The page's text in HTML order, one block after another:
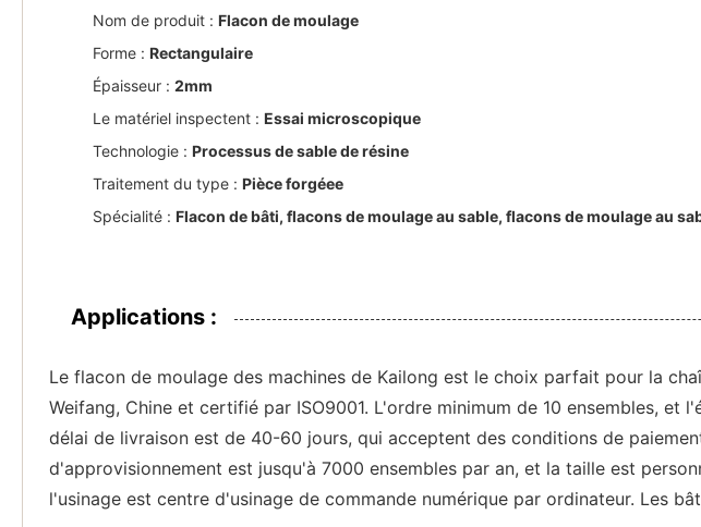
Nom de produit : Flacon de moulage
Forme : Rectangulaire
Épaisseur : 2mm
Le matériel inspectent : Essai microscopique
Technologie : Processus de sable de résine
Traitement du type : Pièce forgéee
Spécialité : Flacon de bâti, flacons de moulage au sable, flacons de moulage au
Applications :
Le flacon de moulage des machines de Kailong est le choix parfait pour la
Weifang, Chine et certifié par ISO9001. L'ordre minimum de 10 ensembles,
délai de livraison est de 40-60 jours, qui acceptent des conditions de
d'approvisionnement est jusqu'à 7000 ensembles par an, et la taille est
l'usinage est centre d'usinage de commande numérique par ordinateur. Les